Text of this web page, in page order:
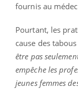
fournis au
Pourtant, les
cause des
être pas
empêche les
jeunes femmes